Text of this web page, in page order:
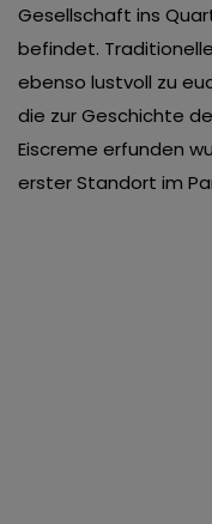
Gesellschaft ins
befindet.
ebenso lustvoll zu
die zur Geschichte
Eiscreme erfunden
erster Standort im